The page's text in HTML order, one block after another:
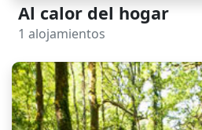
Al calor del hogar
1 alojamientos